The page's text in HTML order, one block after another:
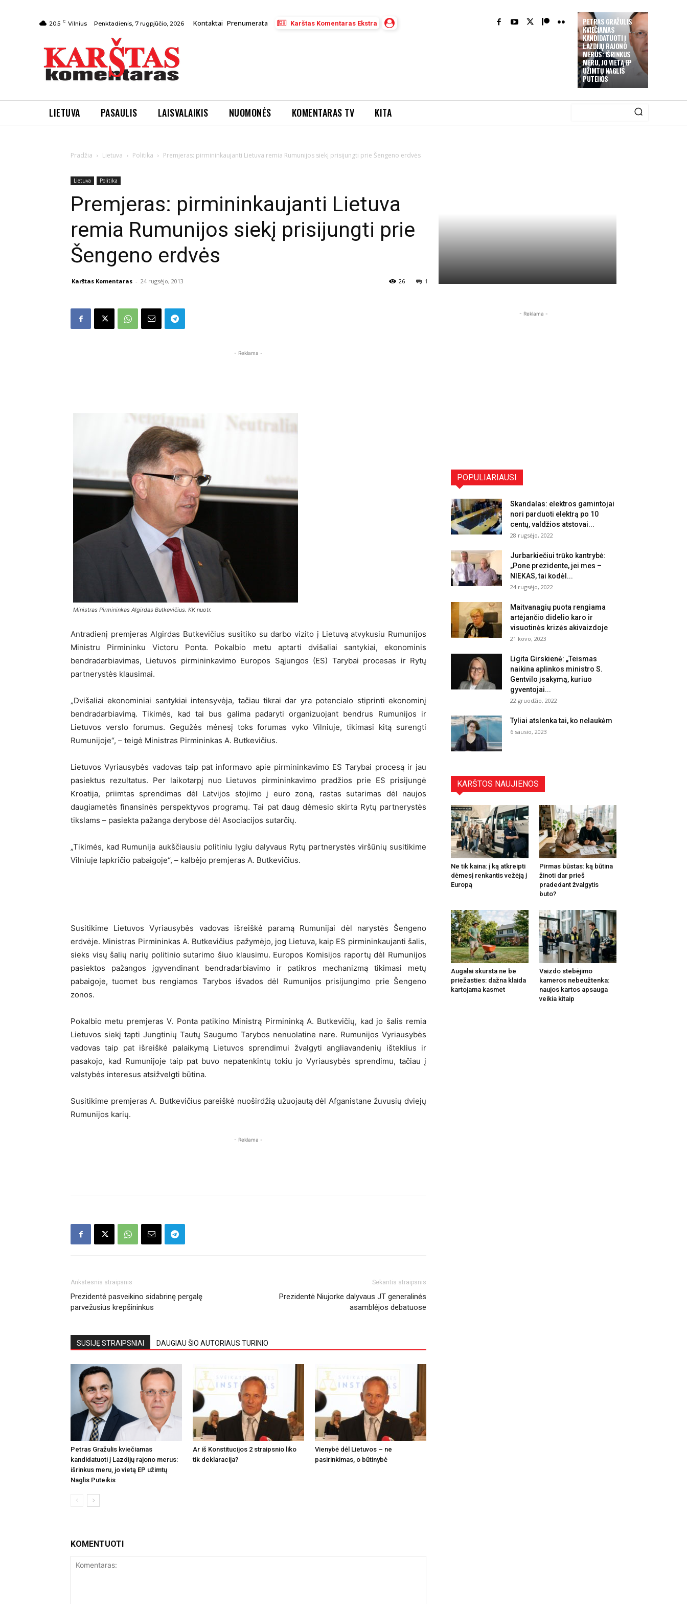
PETRAS GRAŽULIS
KVIEČIAMAS
KANDIDATUOTI Į
LAZDIJŲ RAJONO
MERUS: IŠRINKUS
MERU, JO VIETĄ EP
UŽIMTŲ NAGLIS
PUTEIKIS
20.5 C Vilnius Penktadienis, 7 rugpjūčio, 2026 Kontaktai Prenumerata Karštas Komentaras Ekstra
LIETUVA PASAULIS LAISVALAIKIS NUOMONĖS KOMENTARAS TV KITA
Pradžia Lietuva Politika Premjeras: pirmininkaujanti Lietuva remia Rumunijos siekį prisijungti prie Šengeno erdvės
Lietuva Politika
Premjeras: pirmininkaujanti Lietuva
remia Rumunijos siekį prisijungti prie
Šengeno erdvės
Karštas Komentaras - 24 rugsėjo, 2013 1
26
- Reklama -
Ministras Pirmininkas Algirdas Butkevičius. KK nuotr.
Antradienį premjeras Algirdas Butkevičius susitiko su darbo vizito į Lietuvą atvykusiu Rumunijos
Ministru Pirmininku Victoru Ponta. Pokalbio metu aptarti dvišaliai santykiai, ekonominis
bendradarbiavimas, Lietuvos pirmininkavimo Europos Sąjungos (ES) Tarybai procesas ir Rytų
partnerystės klausimai.
„Dvišaliai ekonominiai santykiai intensyvėja, tačiau tikrai dar yra potencialo stiprinti ekonominį
bendradarbiavimą. Tikimės, kad tai bus galima padaryti organizuojant bendrus Rumunijos ir
Lietuvos verslo forumus. Gegužės mėnesį toks forumas vyko Vilniuje, tikimasi kitą surengti
Rumunijoje“, – teigė Ministras Pirmininkas A. Butkevičius.
Lietuvos Vyriausybės vadovas taip pat informavo apie pirmininkavimo ES Tarybai procesą ir jau
pasiektus rezultatus. Per laikotarpį nuo Lietuvos pirmininkavimo pradžios prie ES prisijungė
Kroatija, priimtas sprendimas dėl Latvijos stojimo į euro zoną, rastas sutarimas dėl naujos
daugiametės finansinės perspektyvos programų. Tai pat daug dėmesio skirta Rytų partnerystės
tikslams – pasiekta pažanga derybose dėl Asociacijos sutarčių.
„Tikimės, kad Rumunija aukščiausiu politiniu lygiu dalyvaus Rytų partnerystės viršūnių susitikime
Vilniuje lapkričio pabaigoje“, – kalbėjo premjeras A. Butkevičius.
Susitikime Lietuvos Vyriausybės vadovas išreiškė paramą Rumunijai dėl narystės Šengeno
erdvėje. Ministras Pirmininkas A. Butkevičius pažymėjo, jog Lietuva, kaip ES pirmininkaujanti šalis,
sieks visų šalių narių politinio sutarimo šiuo klausimu. Europos Komisijos raportų dėl Rumunijos
pasiektos pažangos įgyvendinant bendradarbiavimo ir patikros mechanizmą tikimasi metų
pabaigoje, tuomet bus rengiamos Tarybos išvados dėl Rumunijos prisijungimo prie Šengeno
zonos.
Pokalbio metu premjeras V. Ponta patikino Ministrą Pirmininką A. Butkevičių, kad jo šalis remia
Lietuvos siekį tapti Jungtinių Tautų Saugumo Tarybos nenuolatine nare. Rumunijos Vyriausybės
vadovas taip pat išreiškė palaikymą Lietuvos sprendimui žvalgyti angliavandenių išteklius ir
pasakojo, kad Rumunijoje taip pat buvo nepatenkintų tokiu jo Vyriausybės sprendimu, tačiau į
valstybės interesus atsižvelgti būtina.
Susitikime premjeras A. Butkevičius pareiškė nuoširdžią užuojautą dėl Afganistane žuvusių dviejų
Rumunijos karių.
- Reklama -
Ankstesnis straipsnis
Prezidentė pasveikino sidabrinę pergalę
parvežusius krepšininkus
Sekantis straipsnis
Prezidentė Niujorke dalyvaus JT generalinės
asamblėjos debatuose
SUSIJĘ STRAIPSNIAI DAUGIAU ŠIO AUTORIAUS TURINIO
Petras Gražulis kviečiamas
kandidatuoti į Lazdijų rajono merus:
išrinkus meru, jo vietą EP užimtų
Naglis Puteikis
Ar iš Konstitucijos 2 straipsnio liko
tik deklaracija?
Vienybė dėl Lietuvos – ne
pasirinkimas, o būtinybė
KOMENTUOTI
- Reklama -
POPULIARIAUSI
Skandalas: elektros gamintojai
nori parduoti elektrą po 10
centų, valdžios atstovai...
28 rugsėjo, 2022
Jurbarkiečiui trūko kantrybė:
„Pone prezidente, jei mes –
NIEKAS, tai kodėl...
24 rugsėjo, 2022
Maitvanagių puota rengiama
artėjančio didelio karo ir
visuotinės krizės akivaizdoje
21 kovo, 2023
Ligita Girskienė: „Teismas
naikina aplinkos ministro S.
Gentvilo įsakymą, kuriuo
gyventojai...
22 gruodžio, 2022
Tyliai atslenka tai, ko nelaukėm
6 sausio, 2023
KARŠTOS NAUJIENOS
Ne tik kaina: į ką atkreipti
dėmesį renkantis vežėją į
Europą
Pirmas būstas: ką būtina
žinoti dar prieš
pradedant žvalgytis
buto?
Augalai skursta ne be
priežasties: dažna klaida
kartojama kasmet
Vaizdo stebėjimo
kameros nebeužtenka:
naujos kartos apsauga
veikia kitaip